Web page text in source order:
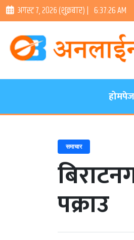
अगस्ट ७, २०२६ (शुक्रबार) | 6:37:27 AM
होमपेज
समाचार
पक्राउ